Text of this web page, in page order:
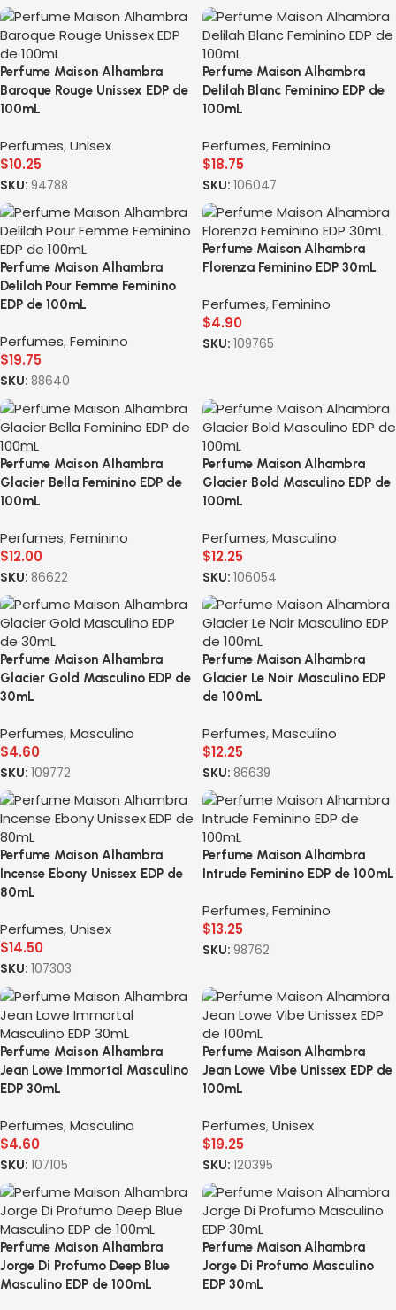
Perfume Maison Alhambra
Baroque Rouge Unissex EDP de
100mL
Perfumes,Unisex
$10.25
SKU: 94788
Perfume Maison Alhambra
Delilah Blanc Feminino EDP de
100mL
Perfumes,Feminino
$18.75
SKU: 106047
Perfume Maison Alhambra
Delilah Pour Femme Feminino
EDP de 100mL
Perfumes,Feminino
$19.75
SKU: 88640
Perfume Maison Alhambra
Florenza Feminino EDP 30mL
Perfumes,Feminino
$4.90
SKU: 109765
Perfume Maison Alhambra
Glacier Bella Feminino EDP de
100mL
Perfumes,Feminino
$12.00
SKU: 86622
Perfume Maison Alhambra
Glacier Bold Masculino EDP de
100mL
Perfumes,Masculino
$12.25
SKU: 106054
Perfume Maison Alhambra
Glacier Gold Masculino EDP de
30mL
Perfumes,Masculino
$4.60
SKU: 109772
Perfume Maison Alhambra
Glacier Le Noir Masculino EDP
de 100mL
Perfumes,Masculino
$12.25
SKU: 86639
Perfume Maison Alhambra
Incense Ebony Unissex EDP de
80mL
Perfumes,Unisex
$14.50
SKU: 107303
Perfume Maison Alhambra
Intrude Feminino EDP de 100mL
Perfumes,Feminino
$13.25
SKU: 98762
Perfume Maison Alhambra
Jean Lowe Immortal Masculino
EDP 30mL
Perfumes,Masculino
$4.60
SKU: 107105
Perfume Maison Alhambra
Jean Lowe Vibe Unissex EDP de
100mL
Perfumes,Unisex
$19.25
SKU: 120395
Perfume Maison Alhambra
Jorge Di Profumo Deep Blue
Masculino EDP de 100mL
Perfume Maison Alhambra
Jorge Di Profumo Masculino
EDP 30mL